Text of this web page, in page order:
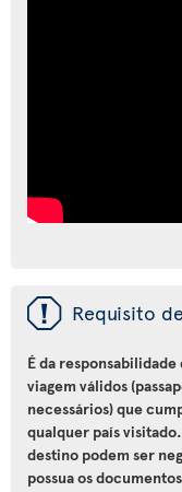
ü Requisito
É da
viagem válidos
necessários) que
qualquer país
destino podem ser
possua os